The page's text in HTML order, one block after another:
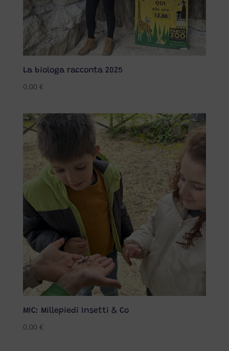
La biologa racconta 2025
0,00 €
MIC: Millepiedi Insetti & Co
0,00 €